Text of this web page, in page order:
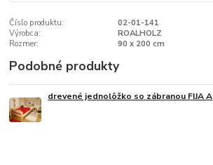
Číslo produktu:
02-01-141
Výrobca:
ROALHOLZ
Rozmer:
90 x 200 cm
Podobné produkty
drevené jednolôžko so zábranou FIJA A